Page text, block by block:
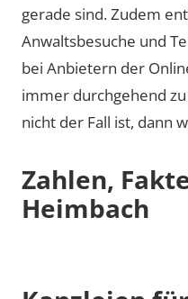
gerade sind. Zudem
Anwaltsbesuche und
bei Anbietern der
immer durchgehend
nicht der Fall ist, dann
Zahlen,
Heimbach